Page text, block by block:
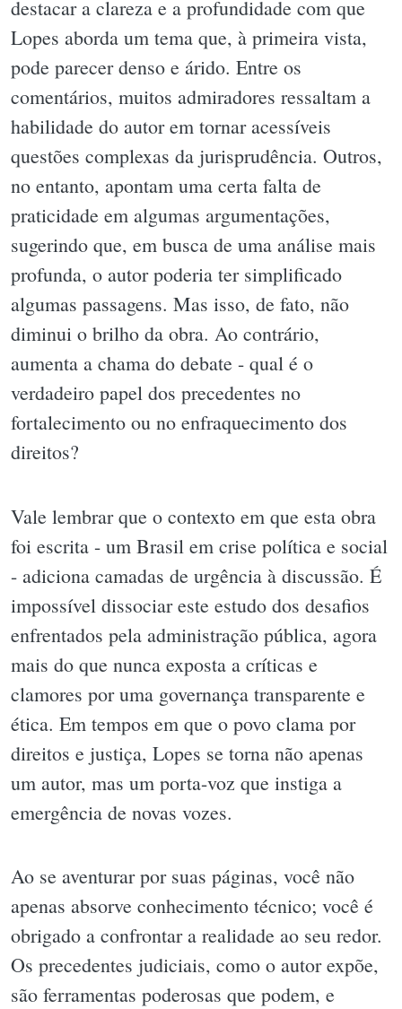
destacar a clareza e a profundidade com que
Lopes aborda um tema que, à primeira vista,
pode parecer denso e árido. Entre os
comentários, muitos admiradores ressaltam a
habilidade do autor em tornar acessíveis
questões complexas da jurisprudência. Outros,
no entanto, apontam uma certa falta de
praticidade em algumas argumentações,
sugerindo que, em busca de uma análise mais
profunda, o autor poderia ter simplificado
algumas passagens. Mas isso, de fato, não
diminui o brilho da obra. Ao contrário,
aumenta a chama do debate - qual é o
verdadeiro papel dos precedentes no
fortalecimento ou no enfraquecimento dos
direitos?
Vale lembrar que o contexto em que esta obra
foi escrita - um Brasil em crise política e social
- adiciona camadas de urgência à discussão. É
impossível dissociar este estudo dos desafios
enfrentados pela administração pública, agora
mais do que nunca exposta a críticas e
clamores por uma governança transparente e
ética. Em tempos em que o povo clama por
direitos e justiça, Lopes se torna não apenas
um autor, mas um porta-voz que instiga a
emergência de novas vozes.
Ao se aventurar por suas páginas, você não
apenas absorve conhecimento técnico; você é
obrigado a confrontar a realidade ao seu redor.
Os precedentes judiciais, como o autor expõe,
são ferramentas poderosas que podem, e